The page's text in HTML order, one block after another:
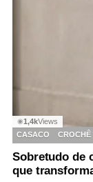
◉1,4kViews
CASACO
CROCHÊ
Sobretudo de
que